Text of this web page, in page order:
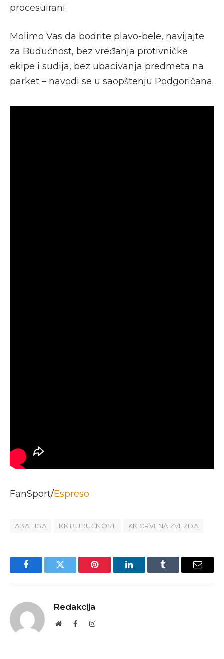
procesuirani.
Molimo Vas da bodrite plavo-bele, navijajte
za Budućnost, bez vređanja protivničke
ekipe i sudija, bez ubacivanja predmeta na
parket – navodi se u saopštenju Podgoričana.
FanSport/Espreso
ABA LIGA KK BUDUĆNOST KK CRVENA ZVEZDA
FacebookTwitter Pinterest LinkedInTumblr Email
Redakcija
WebsiteFacebookInstagram